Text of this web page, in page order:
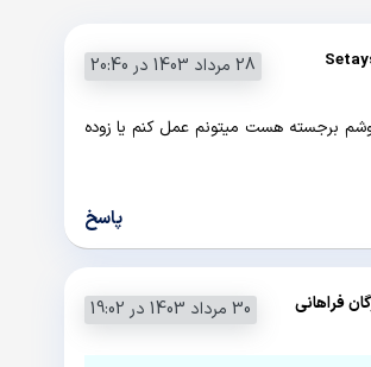
28 مرداد 1403 در 20:40
گوشم برجسته هست میتونم عمل کنم یا زوده
پاسخ
فراهانی 30 مرداد 1403 در 19:02